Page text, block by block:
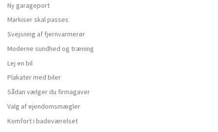
Ny garageport
Markiser skal passes
Svejsning af fjernvarmerør
Moderne sundhed og træning
Lej en bil
Plakater med biler
Sådan vælger du firmagaver
Valg af ejendomsmægler
Komfort i badeværelset